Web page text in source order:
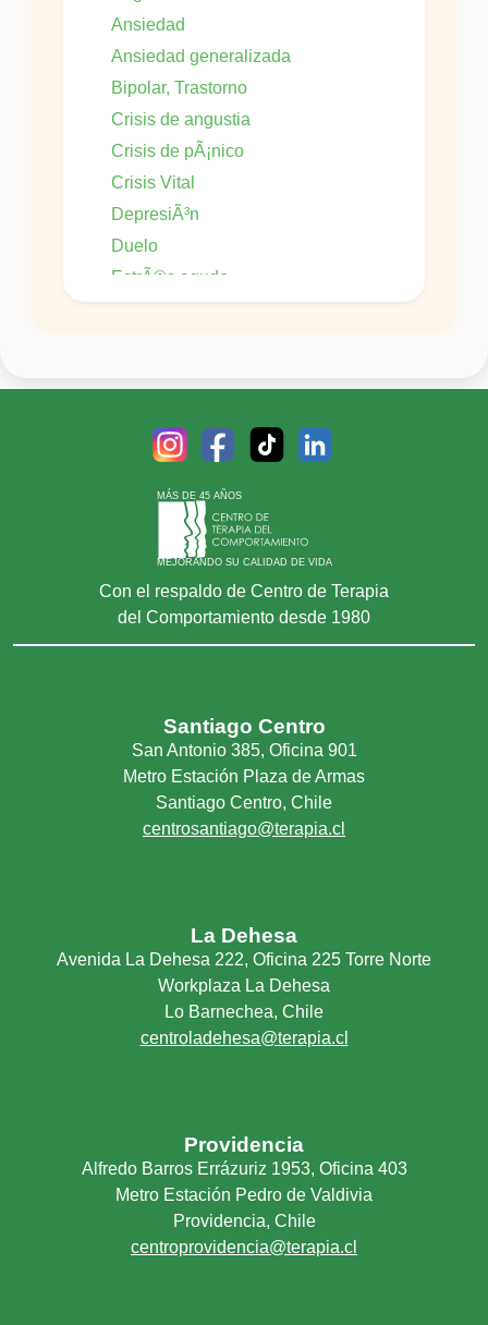
Ansiedad
Ansiedad generalizada
Bipolar, Trastorno
Crisis de angustia
Crisis de pÃ¡nico
Crisis Vital
DepresiÃ³n
Duelo
EstrÃ©s agudo
Insomnio
Irritabilidad
Obsesiones â compulsiones
Personalidad
Problemas conductuales
Trastornos Del Animo En General
Trauma
MÁS DE 45 AÑOS
MEJORANDO SU CALIDAD DE VIDA
Con el respaldo de Centro de Terapia
del Comportamiento desde 1980
Santiago Centro
San Antonio 385, Oficina 901
Metro Estación Plaza de Armas
Santiago Centro, Chile
centrosantiago@terapia.cl
La Dehesa
Avenida La Dehesa 222, Oficina 225 Torre Norte
Workplaza La Dehesa
Lo Barnechea, Chile
centroladehesa@terapia.cl
Providencia
Alfredo Barros Errázuriz 1953, Oficina 403
Metro Estación Pedro de Valdivia
Providencia, Chile
centroprovidencia@terapia.cl